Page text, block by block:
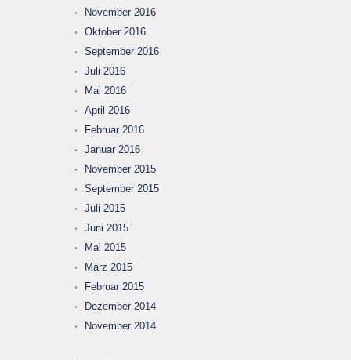
November 2016
Oktober 2016
September 2016
Juli 2016
Mai 2016
April 2016
Februar 2016
Januar 2016
November 2015
September 2015
Juli 2015
Juni 2015
Mai 2015
März 2015
Februar 2015
Dezember 2014
November 2014